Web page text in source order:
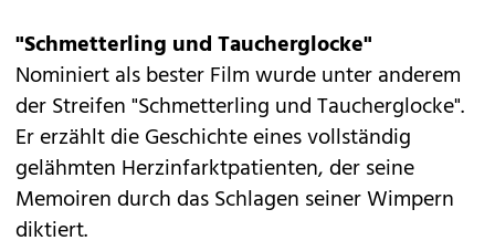
"Schmetterling und Taucherglocke"
Nominiert als bester Film wurde unter anderem
der Streifen "Schmetterling und Taucherglocke".
Er erzählt die Geschichte eines vollständig
gelähmten Herzinfarktpatienten, der seine
Memoiren durch das Schlagen seiner Wimpern
diktiert.